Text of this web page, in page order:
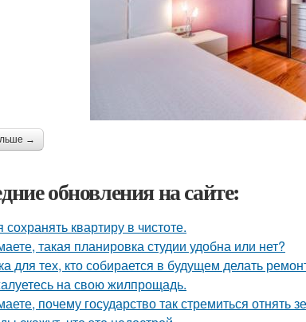
→
обновления на сайте:
квартиру в чистоте.
такая планировка студии удобна или нет?
для тех, кто собирается в будущем делать
на свою жилпрощадь.
почему государство так стремиться отнять